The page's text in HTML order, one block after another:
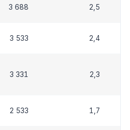
3 688 2,5
3 533 2,4
3 331 2,3
2 533 1,7